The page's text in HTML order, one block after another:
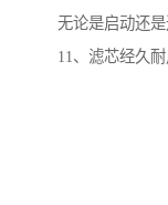
无论是启动还是
11、滤芯经久